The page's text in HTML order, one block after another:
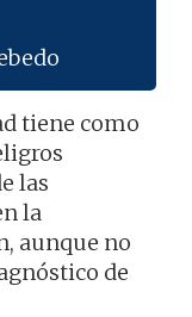
tiene como
las
la
aunque no
de